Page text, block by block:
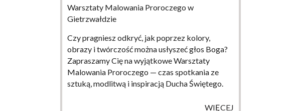
Warsztaty Malowania Proroczego w
Gietrzwałdzie
Czy pragniesz odkryć, jak poprzez kolory,
obrazy i twórczość można usłyszeć głos Boga?
Zapraszamy Cię na wyjątkowe Warsztaty
Malowania Proroczego — czas spotkania ze
sztuką, modlitwą i inspiracją Ducha Świętego.
WIĘCEJ